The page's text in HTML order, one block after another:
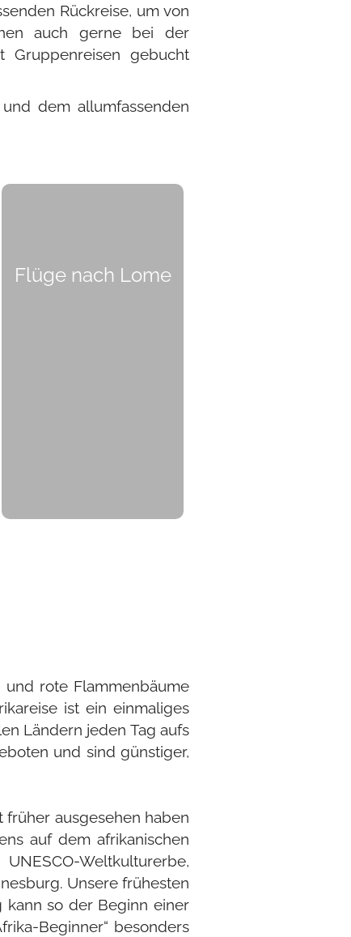
Rückreise, um von
auch gerne bei der
Gruppenreisen gebucht
dem allumfassenden
Flüge nach Lome
rote Flammenbäume
ist ein einmaliges
Ländern jeden Tag aufs
und sind günstiger,
ausgesehen haben
auf dem afrikanischen
Weltkulturerbe,
Unsere frühesten
kann so der Beginn einer
Beginner“ besonders